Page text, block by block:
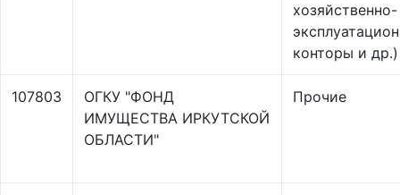
хозяйственно-
конторы и др.)
107803
ОГКУ "ФОНД
ИМУЩЕСТВА ИРКУТСКОЙ
ОБЛАСТИ"
Прочие